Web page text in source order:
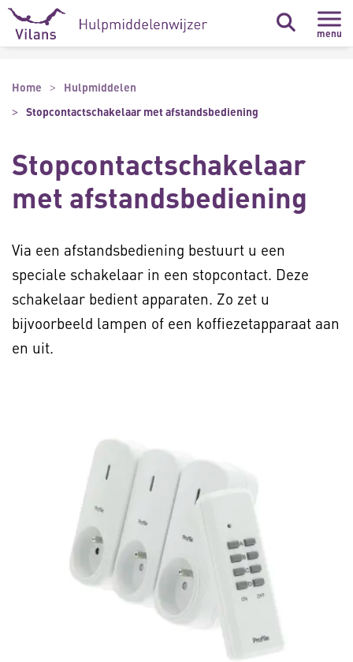
Naar hoofdinhoud
Naar footer
menu
Home
Hulpmiddelen
Stopcontactschakelaar met afstandsbediening
Stopcontactschakelaar
met afstandsbediening
Via een afstandsbediening bestuurt u een
speciale schakelaar in een stopcontact. Deze
schakelaar bedient apparaten. Zo zet u
bijvoorbeeld lampen of een koffiezetapparaat aan
en uit.